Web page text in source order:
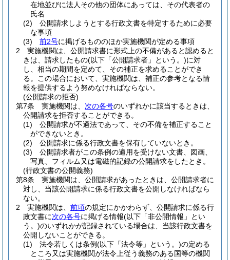
在地並びに法人その他の団体にあっては、その代表者の
氏名
(2)
公開請求しようとする行政文書を特定するために必要
な事項
(3)
前2号に掲げるもののほか実施機関が定める事項
2
実施機関は、公開請求書に形式上の不備があると認めると
きは、請求したもの(以下「公開請求者」という。)に対
し、相当の期間を定めて、その補正を求めることができ
る。
この場合において、実施機関は、補正の参考となる情
報を提供するよう努めなければならない。
(公開請求の拒否)
第7条
実施機関は、 次の各号のいずれかに該当するときは、
公開請求を拒否することができる。
(1)
公開請求が不適法であって、その不備を補正すること
ができないとき。
(2)
公開請求に係る行政文書を保有していないとき。
(3)
公開請求者がこの条例の適用を受けない文書、図画、
写真、フィルム又は電磁的記録の公開請求をしたとき。
(行政文書の公開義務)
第8条
実施機関は、公開請求があったときは、公開請求者に
対し、当該公開請求に係る行政文書を公開しなければなら
ない。
2
実施機関は、 前項の規定にかかわらず、公開請求に係る行
政文書に次の各号に掲げる情報(以下「非公開情報」とい
う。)のいずれかが記録されている場合は、当該行政文書を
公開しないことができる。
(1)
法令若しくは条例(以下「法令等」という。)の定める
ところ又は実施機関が法令上従う義務のある国等の機関